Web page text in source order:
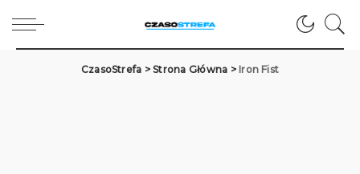
CzasoStrefa >Strona Główna > Iron Fist